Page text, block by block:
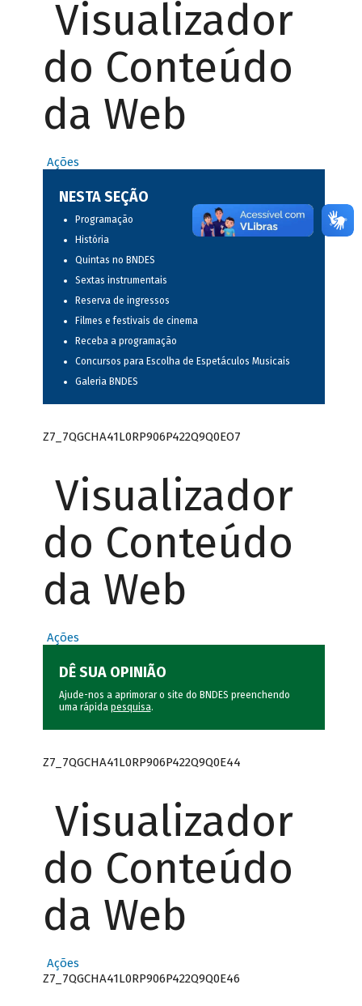
Visualizador
do Conteúdo
da Web
Ações
NESTA SEÇÃO
Programação
História
Quintas no BNDES
Sextas instrumentais
Reserva de ingressos
Filmes e festivais de cinema
Receba a programação
Concursos para Escolha de Espetáculos Musicais
Galeria BNDES
Z7_7QGCHA41L0RP906P422Q9Q0EO7
Visualizador
do Conteúdo
da Web
Ações
DÊ SUA OPINIÃO
Ajude-nos a aprimorar o site do BNDES preenchendo
uma rápida pesquisa.
Z7_7QGCHA41L0RP906P422Q9Q0E44
Visualizador
do Conteúdo
da Web
Ações
Z7_7QGCHA41L0RP906P422Q9Q0E46